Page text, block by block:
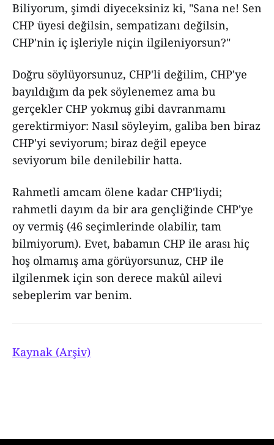
Biliyorum, şimdi diyeceksiniz ki, "Sana ne! Sen
CHP üyesi değilsin, sempatizanı değilsin,
CHP'nin iç işleriyle niçin ilgileniyorsun?"
Doğru söylüyorsunuz, CHP'li değilim, CHP'ye
bayıldığım da pek söylenemez ama bu
gerçekler CHP yokmuş gibi davranmamı
gerektirmiyor: Nasıl söyleyim, galiba ben biraz
CHP'yi seviyorum; biraz değil epeyce
seviyorum bile denilebilir hatta.
Rahmetli amcam ölene kadar CHP'liydi;
rahmetli dayım da bir ara gençliğinde CHP'ye
oy vermiş (46 seçimlerinde olabilir, tam
bilmiyorum). Evet, babamın CHP ile arası hiç
hoş olmamış ama görüyorsunuz, CHP ile
ilgilenmek için son derece makûl ailevi
sebeplerim var benim.
Kaynak (Arşiv)